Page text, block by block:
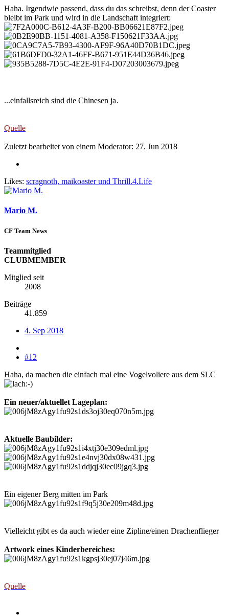
Haha. Irgendwie passend, dass du das schreibst, denn der Coaster
bleibt im Park und wird in die Landschaft integriert:
...einfallsreich sind die Chinesen ja.
Quelle
Zuletzt bearbeitet von einem Moderator: 27. Jun 2018
Likes: scragnoth, maikoasterund Thrill.4.Life
Mario M.
CF Team News
Teammitglied
CLUBMEMBER
Mitglied seit
2008
Beiträge
41.859
4. Sep 2018
#12
Haha, da machen die einfach mal eine Vogelvoliere aus dem SLC
Ein neuer/aktuellet Lageplan:
Aktuelle Baubilder:
Ein eigener Berg mitten im Park
Vielleicht gibt es da auch wieder eine Zipline/einen Drachenflieger
Artwork eines Kinderbereiches:
Quelle